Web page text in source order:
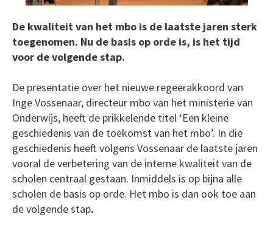
De kwaliteit van het mbo is de laatste jaren sterk
toegenomen. Nu de basis op orde is, is het tijd
voor de volgende stap.
De presentatie over het nieuwe regeerakkoord van
Inge Vossenaar, directeur mbo van het ministerie van
Onderwijs, heeft de prikkelende titel ‘Een kleine
geschiedenis van de toekomst van het mbo’. In die
geschiedenis heeft volgens Vossenaar de laatste jaren
vooral de verbetering van de interne kwaliteit van de
scholen centraal gestaan. Inmiddels is op bijna alle
scholen de basis op orde. Het mbo is dan ook toe aan
de volgende stap.